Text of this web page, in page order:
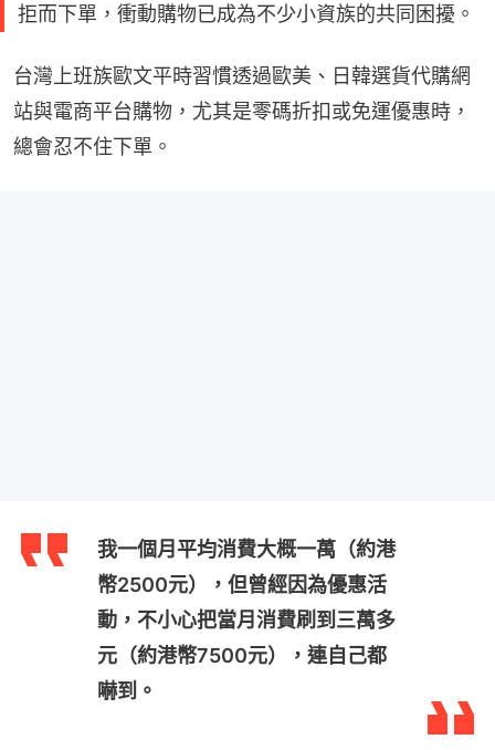
拒而下單，衝動購物已成為不少小資族的共同困擾。
台灣上班族歐文平時習慣透過歐美、日韓選貨代購網
站與電商平台購物，尤其是零碼折扣或免運優惠時，
總會忍不住下單。
我一個月平均消費大概一萬（約港
幣2500元），但曾經因為優惠活
動，不小心把當月消費刷到三萬多
元（約港幣7500元），連自己都
嚇到。